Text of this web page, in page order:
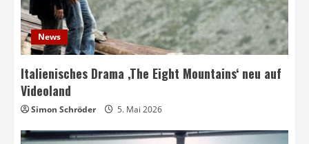
News
Italienisches Drama ‚The Eight Mountains‘ neu auf
Videoland
Simon Schröder 5. Mai 2026